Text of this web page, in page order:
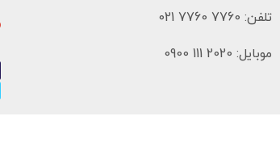
تلفن: 7760 7760 021
موبایل: 2020 111 0900